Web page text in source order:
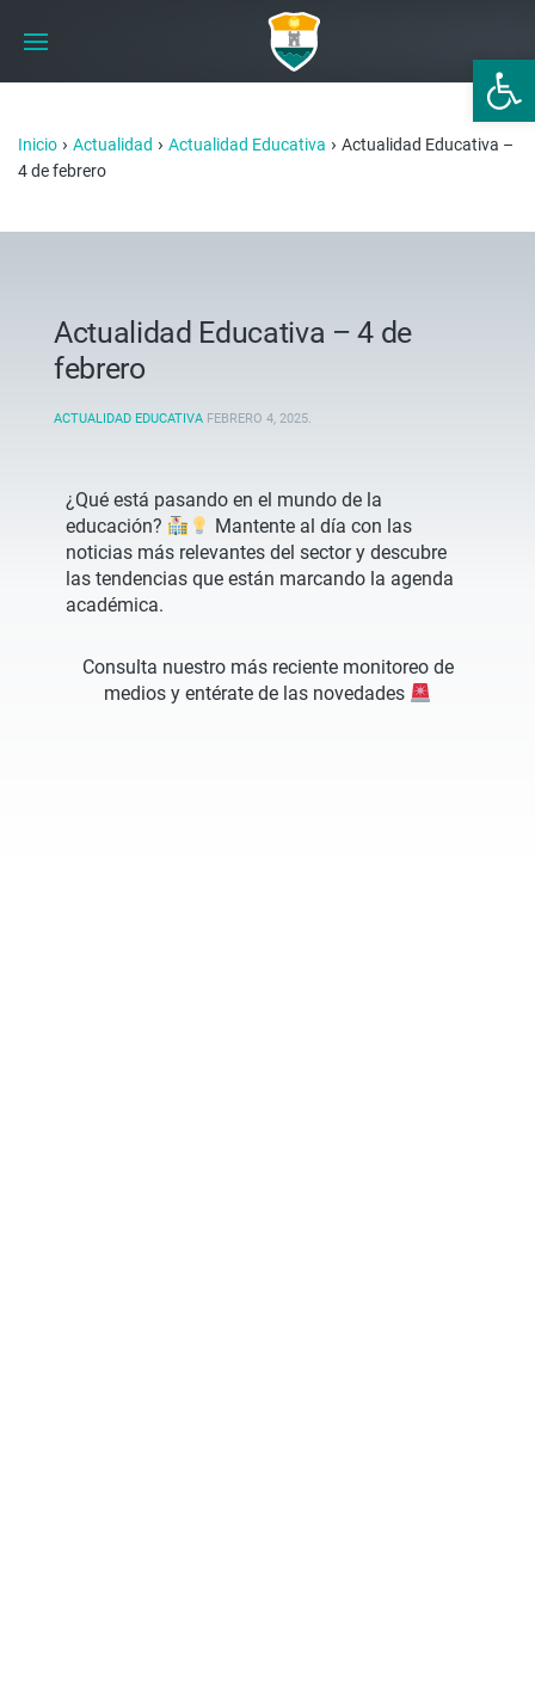
Abrir
Inicio › Actualidad › Actualidad Educativa › Actualidad Educativa –
4 de febrero
Actualidad Educativa – 4 de
febrero
ACTUALIDAD EDUCATIVA FEBRERO 4, 2025.
¿Qué está pasando en el mundo de la
educación?
Mantente al día con las
noticias más relevantes del sector y descubre
las tendencias que están marcando la agenda
académica.
Consulta nuestro más reciente monitoreo de
medios y entérate de las novedades